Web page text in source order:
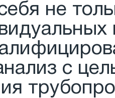
не
с